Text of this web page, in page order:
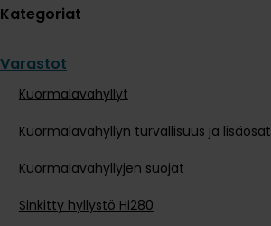
Kategoriat
Varastot
Kuormalavahyllyt
Kuormalavahyllyn turvallisuus ja lisäosat
Kuormalavahyllyjen suojat
Sinkitty hyllystö Hi280